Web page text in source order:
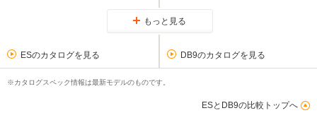
もっと見る
ESのカタログを見る DB9のカタログを見る
※カタログスペック情報は最新モデルのものです。
ESとDB9の比較トップへ